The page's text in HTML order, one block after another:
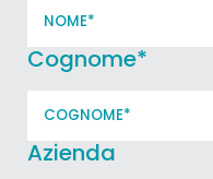
Cognome*
Azienda